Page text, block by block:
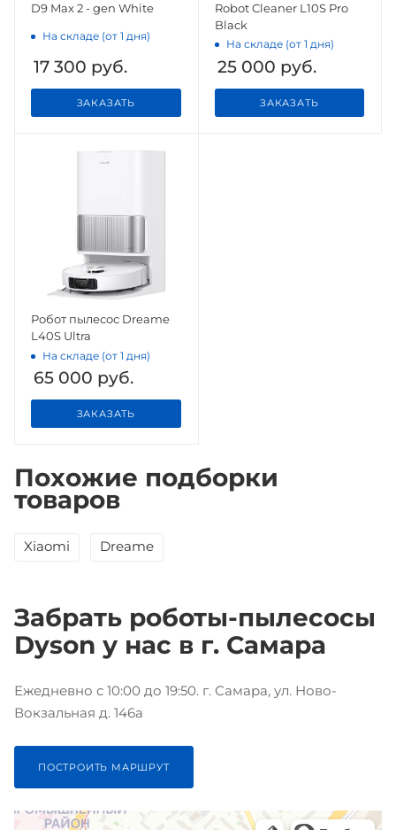
D9 Max 2 - gen White
На складе (от 1 дня)
17 300 руб.
ЗАКАЗАТЬ
Robot Cleaner L10S Pro
Black
На складе (от 1 дня)
25 000 руб.
ЗАКАЗАТЬ
Робот пылесос Dreame
L40S Ultra
На складе (от 1 дня)
65 000 руб.
ЗАКАЗАТЬ
Похожие подборки
товаров
Xiaomi Dreame
Забрать роботы-пылесосы
Dyson у нас в г. Самара
Ежедневно с 10:00 до 19:50. г. Самара, ул. Ново-
Вокзальная д. 146а
ПОСТРОИТЬ МАРШРУТ